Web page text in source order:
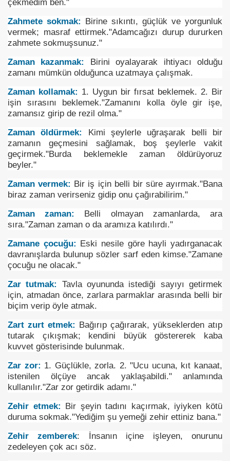
çekmedim ben."
Zahmete sokmak: Birine sıkıntı, güçlük ve yorgunluk
vermek; masraf ettirmek."Adamcağızı durup dururken
zahmete sokmuşsunuz."
Zaman kazanmak: Birini oyalayarak ihtiyacı olduğu
zamanı mümkün olduğunca uzatmaya çalışmak.
Zaman kollamak: 1. Uygun bir fırsat beklemek. 2. Bir
işin sırasını beklemek."Zamanını kolla öyle gir işe,
zamansız girip de rezil olma."
Zaman öldürmek: Kimi şeylerle uğraşarak belli bir
zamanın geçmesini sağlamak, boş şeylerle vakit
geçirmek."Burda beklemekle zaman öldürüyoruz
beyler."
Zaman vermek: Bir iş için belli bir süre ayırmak."Bana
biraz zaman verirseniz gidip onu çağırabilirim."
Zaman zaman: Belli olmayan zamanlarda, ara
sıra."Zaman zaman o da aramıza katılırdı."
Zamane çocuğu: Eski nesile göre hayli yadırganacak
davranışlarda bulunup sözler sarf eden kimse."Zamane
çocuğu ne olacak."
Zar tutmak: Tavla oyununda istediği sayıyı getirmek
için, atmadan önce, zarlara parmaklar arasında belli bir
biçim verip öyle atmak.
Zart zurt etmek: Bağırıp çağırarak, yükseklerden atıp
tutarak çıkışmak; kendini büyük göstererek kaba
kuvvet gösterisinde bulunmak.
Zar zor: 1. Güçlükle, zorla. 2. "Ucu ucuna, kıt kanaat,
istenilen ölçüye ancak yaklaşabildi." anlamında
kullanılır."Zar zor getirdik adamı."
Zehir etmek: Bir şeyin tadını kaçırmak, iyiyken kötü
duruma sokmak."Yediğim şu yemeği zehir ettiniz bana."
Zehir zemberek: İnsanın içine işleyen, onurunu
zedeleyen çok acı söz.